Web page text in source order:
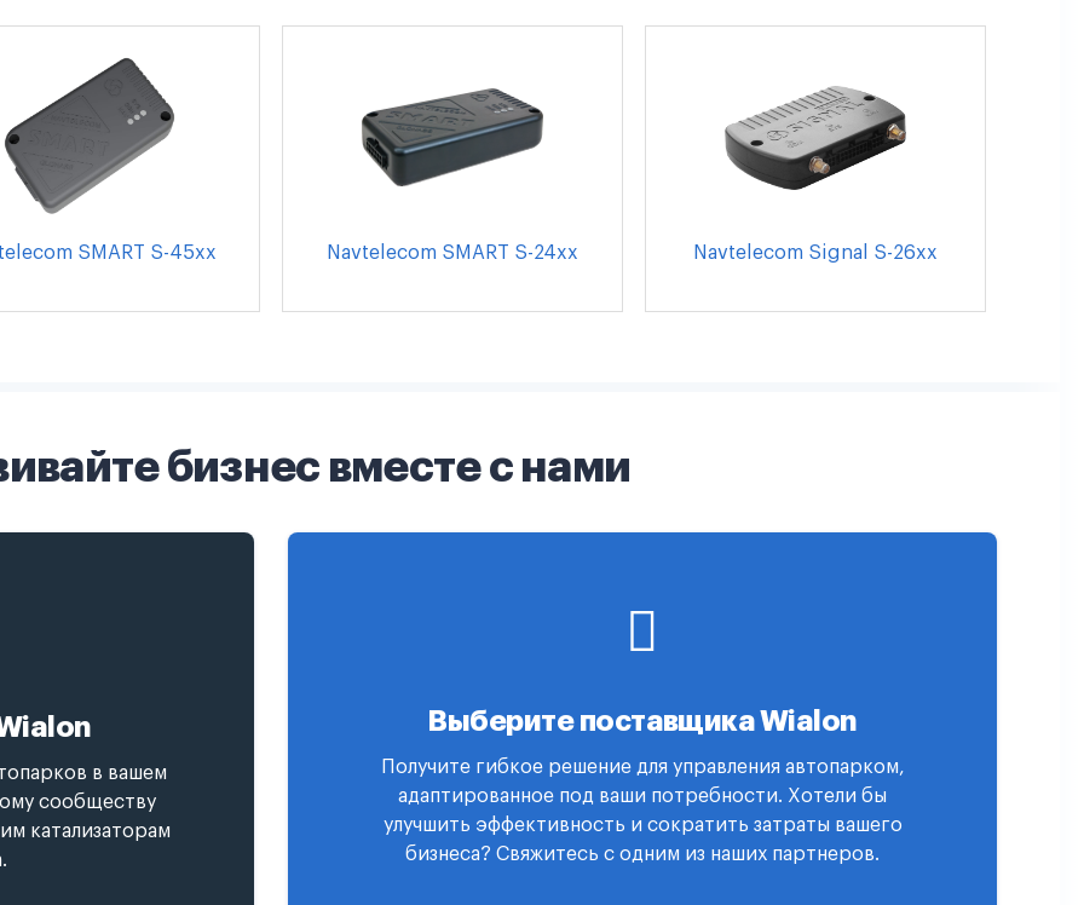
SMART S-45xx Navtelecom SMART S-24xx Navtelecom Signal S-26xx
бизнес вместе с нами
в вашем
сообществу
катализаторам
Выберите поставщика Wialon
Получите гибкое решение для управления автопарком,
адаптированное под ваши потребности. Хотели бы
улучшить эффективность и сократить затраты вашего
бизнеса? Свяжитесь с одним из наших партнеров.